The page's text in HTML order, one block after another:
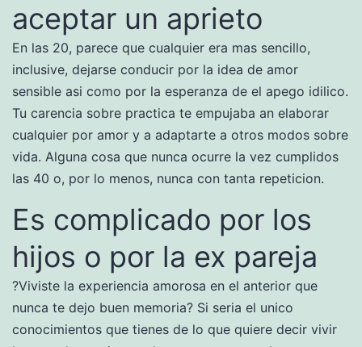
aceptar un aprieto
En las 20, parece que cualquier era mas sencillo,
inclusive, dejarse conducir por la idea de amor
sensible asi­ como por la esperanza de el apego idilico.
Tu carencia sobre practica te empujaba an elaborar
cualquier por amor y a adaptarte a otros modos sobre
vida. Alguna cosa que nunca ocurre la vez cumplidos
las 40 o, por lo menos, nunca con tanta repeticion.
Es complicado por los
hijos o por la ex pareja
?Viviste la experiencia amorosa en el anterior que
nunca te dejo buen memoria? Si seri­a el unico
conocimientos que tienes de lo que quiere decir vivir